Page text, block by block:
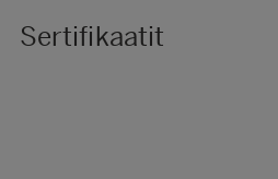
Sertifikaatit